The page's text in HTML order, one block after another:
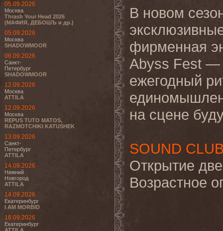
05.09.2026
Москва
Thrash Your Head 2026
(МАФИЯ, ДЕБОШЪ и др.)
05.09.2026
Москва
SHADOWMOOR
06.09.2026
Санкт-
Петербург
SHADOWMOOR
12.09.2026
Москва
ATTILA
12.09.2026
Москва
REPUS TUTO MATOS,
RAZMOTCHIKI KATUSHEK
13.09.2026
Санкт-
Петербург
ATTILA
14.09.2026
Нижний
Новгород
ATTILA
14.09.2026
Екатеринбург
I AM MORBID
16.09.2026
Екатеринбург
В новом
фирменная
Abyss Fest —
ежегодный
на сцене
SOUND
Открытие
Возрастное